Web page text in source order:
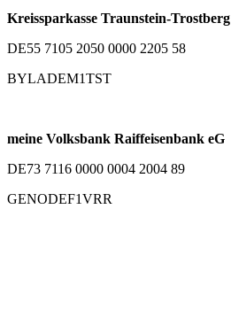
Kreissparkasse Traunstein-Trostberg
DE55 7105 2050 0000 2205 58
BYLADEM1TST
meine Volksbank Raiffeisenbank eG
DE73 7116 0000 0004 2004 89
GENODEF1VRR